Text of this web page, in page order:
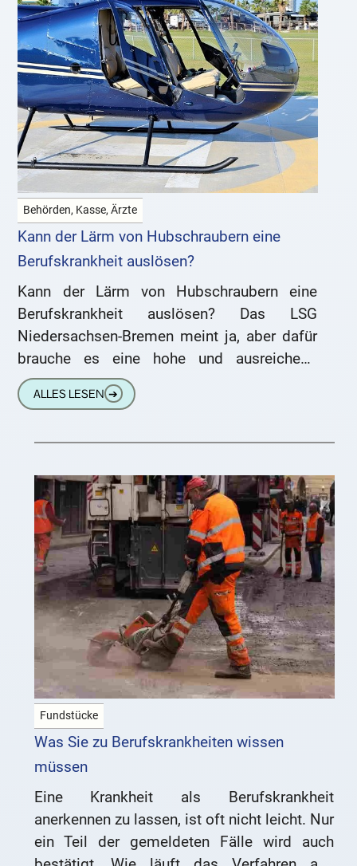
Behörden, Kasse, Ärzte
Kann der Lärm von Hubschraubern eine
Berufskrankheit auslösen?
Kann der Lärm von Hubschraubern eine
Berufskrankheit auslösen? Das LSG
Niedersachsen-Bremen meint ja, aber dafür
brauche es eine hohe und ausreichend
stetige Dauerbelastung. Eine über Monate
erfolgte Tätigkeit in der
ALLES LESEN ➔
Fundstücke
Was Sie zu Berufskrankheiten wissen
müssen
Eine Krankheit als Berufskrankheit
anerkennen zu lassen, ist oft nicht leicht. Nur
ein Teil der gemeldeten Fälle wird auch